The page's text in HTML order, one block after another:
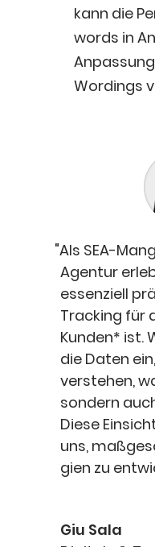
kann die
words in
Wor­dings
"Als SEA-
Agen­tur
essen­zi­ell
Track­ing für
Kun­den* ist.
die Daten
ver­ste­hen,
son­dern
Die­se
uns,
gien zu
Giu Sala